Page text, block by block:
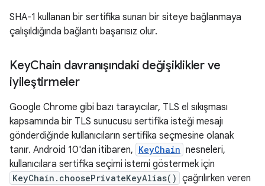
SHA-1 kullanan bir sertifika sunan bir siteye bağlanmaya
çalışıldığında bağlantı başarısız olur.
KeyChain davranışındaki değişiklikler ve
iyileştirmeler
Google Chrome gibi bazı tarayıcılar, TLS el sıkışması
kapsamında bir TLS sunucusu sertifika isteği mesajı
gönderdiğinde kullanıcıların sertifika seçmesine olanak
tanır. Android 10'dan itibaren, KeyChain nesneleri,
kullanıcılara sertifika seçimi istemi göstermek için
KeyChain.choosePrivateKeyAlias() çağrılırken veren